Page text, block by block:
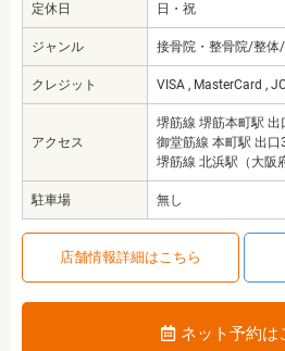
定休日 日・祝
ジャンル 接骨院・整骨院/整体
クレジット VISA , MasterCard ,
アクセス
堺筋線 堺筋本町駅
御堂筋線 本町駅 出口
堺筋線 北浜駅（大阪
駐車場 無し
店舗情報詳細はこちら
ネット予約は